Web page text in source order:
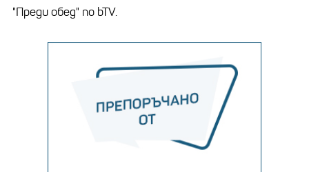
"Преди обед" по bTV.